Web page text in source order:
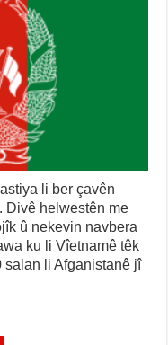
li ber çavên
Divê helwestên me
û nekevin navbera
ku li Vîetnamê têk
salan li Afganistanê jî